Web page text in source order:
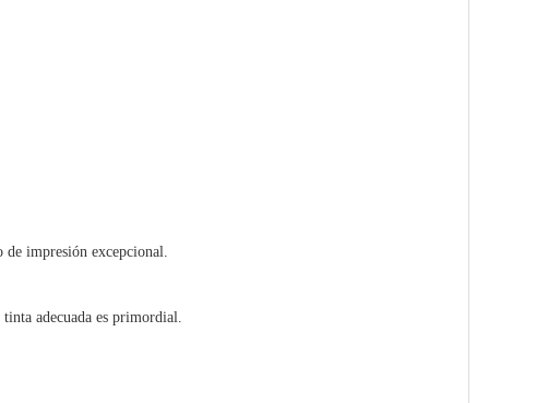
impresión excepcional.
adecuada es primordial.